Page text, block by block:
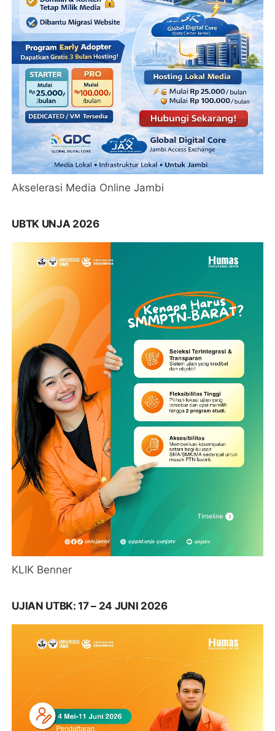
Akselerasi Media Online Jambi
UBTK UNJA 2026
KLIK Benner
UJIAN UTBK: 17 – 24 JUNI 2026